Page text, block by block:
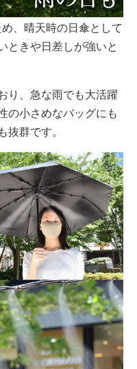
、晴天時の日傘として
ときや日差しが強いと
り、急な雨でも大活躍
の小さめなバッグにも
抜群です。